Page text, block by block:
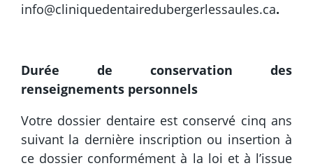
info@cliniquedentairedubergerlessaules.ca.
Durée de conservation des
renseignements personnels
Votre dossier dentaire est conservé cinq ans
suivant la dernière inscription ou insertion à
ce dossier conformément à la loi et à l’issue